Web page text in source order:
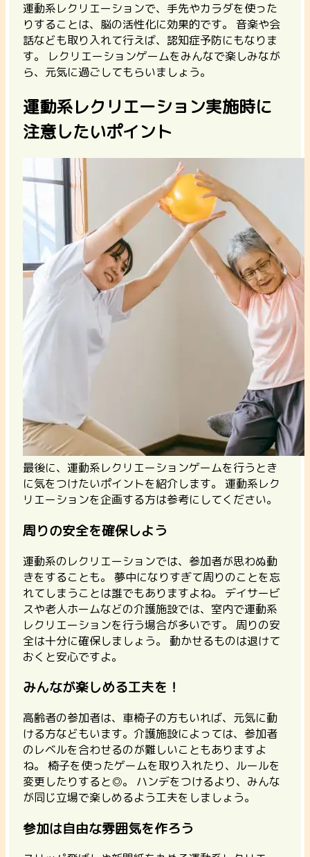
運動系レクリエーションで、手先やカラダを使った
りすることは、脳の活性化に効果的です。 音楽や会
話なども取り入れて行えば、認知症予防にもなりま
す。
レクリエーションゲームをみんなで楽しみなが
ら、元気に過ごしてもらいましょう。
運動系レクリエーション実施時に
注意したいポイント
最後に、運動系レクリエーションゲームを行うとき
に気をつけたいポイントを紹介します。 運動系レク
リエーションを企画する方は参考にしてください。
周りの安全を確保しよう
運動系のレクリエーションでは、参加者が思わぬ動
きをすることも。 夢中になりすぎて周りのことを忘
れてしまうことは誰でもありますよね。 デイサービ
スや老人ホームなどの介護施設では、室内で運動系
レクリエーションを行う場合が多いです。 周りの安
全は十分に確保しましょう。
動かせるものは退けて
おくと安心ですよ。
みんなが楽しめる工夫を！
高齢者の参加者は、車椅子の方もいれば、元気に動
ける方などもいます。介護施設によっては、参加者
のレベルを合わせるのが難しいこともありますよ
ね。 椅子を使ったゲームを取り入れたり、ルールを
変更したりすると◎。
ハンデをつけるより、みんな
が同じ立場で楽しめるよう工夫をしましょう。
参加は自由な雰囲気を作ろう